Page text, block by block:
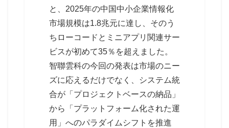
と、2025年の中国中小企業情報化
市場規模は1.8兆元に達し、そのう
ちローコードとミニアプリ関連サー
ビスが初めて35％を超えました。
智聯雲科の今回の発表は市場のニー
ズに応えるだけでなく、システム統
合が「プロジェクトベースの納品」
から「プラットフォーム化された運
用」へのパラダイムシフトを推進